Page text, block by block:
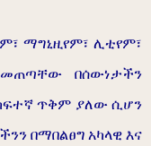
ማግኒዚየም፣ ሊቲየም፣
በሰውነታችን
ጥቅም ያለው ሲሆን
በማበልፀግ አካላዊ እና